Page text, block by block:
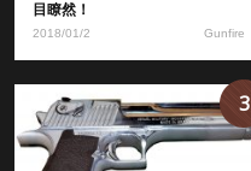
目瞭然！
2018/01/2 Gunfire
3